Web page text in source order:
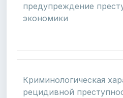
предупреждение
экономики
Криминологическая
рецидивной